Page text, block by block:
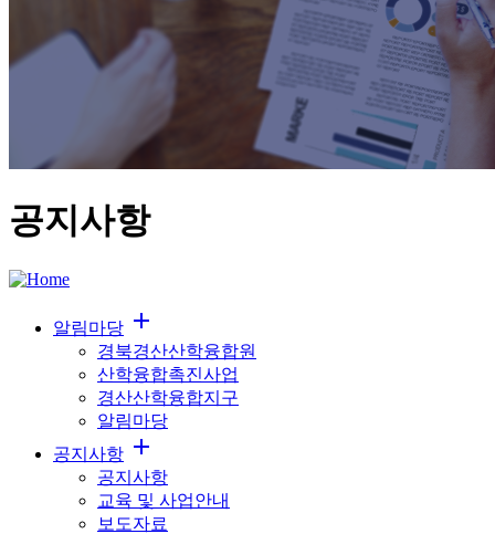
공지사항
알림마당 add
경북경산산학융합원
산학융합촉진사업
경산산학융합지구
알림마당
공지사항 add
공지사항
교육 및 사업안내
보도자료